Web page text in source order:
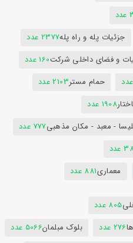
جزئیات پله و راه پله2377 عدد
و فضای داخلی شرکت160 عدد
حمام مستر2103 عدد
1908 عدد
- معبد - مکان مذهبی777 عدد
عدد
معماری881 عدد
805 عدد
276 عدد بلوک مبلمان5066 عدد